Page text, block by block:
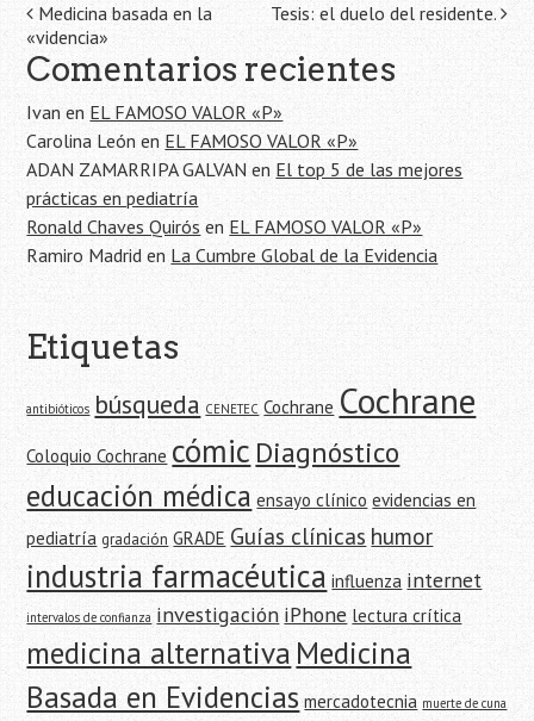
Navegación
de
la
entrada
Medicina basada en la
«videncia»
Tesis: el duelo del residente.
Comentarios recientes
Ivan en EL FAMOSO VALOR «P»
Carolina León en EL FAMOSO VALOR «P»
ADAN ZAMARRIPA GALVAN en El top 5 de las mejores
prácticas en pediatría
Ronald Chaves Quirós en EL FAMOSO VALOR «P»
Ramiro Madrid en La Cumbre Global de la Evidencia
Etiquetas
antibióticos búsqueda CENETEC Cochrane Cochrane
Coloquio Cochrane cómic Diagnóstico
educación médica ensayo clínico evidencias en
pediatría gradación GRADE Guías clínicas humor
industria farmacéutica influenza internet
intervalos de confianza investigacióniPhone lectura crítica
medicina alternativaMedicina
Basada en Evidencias mercadotecnia muerte de cuna